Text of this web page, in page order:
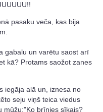
pasaku veča, kas bija
gabalu un varētu saost arī
kā? Protams saožot zanes
iegāja alā un, iznesa no
seju viņš teica viedus
mūžu:"Ko brīnies sīkais?